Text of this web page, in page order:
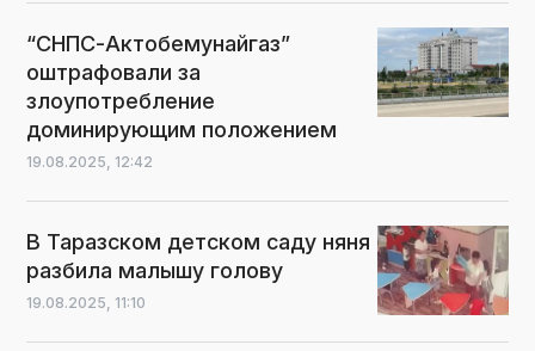
“СНПС-Актобемунайгаз”
оштрафовали за
злоупотребление
доминирующим положением
19.08.2025, 12:42
В Таразском детском саду няня
разбила малышу голову
19.08.2025, 11:10